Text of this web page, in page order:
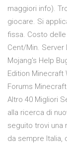
maggiori info).
giocare. Si
fissa. Costo
Cent/Min. Server
Mojang's Help
Edition Minecraft
Forums
Altro 40 Migliori
alla ricerca di
seguito trovi una
da sempre Italia,